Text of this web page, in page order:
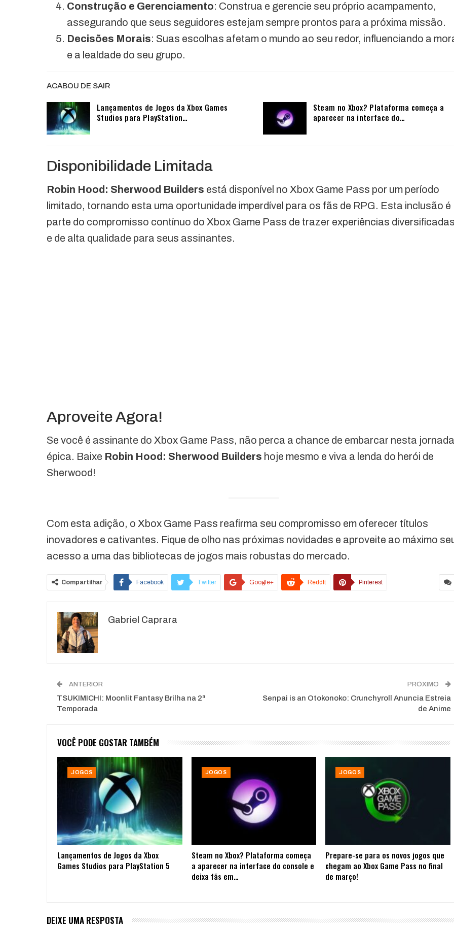
Construção e Gerenciamento: Construa e gerencie seu próprio acampamento,
assegurando que seus seguidores estejam sempre prontos para a próxima missão.
Decisões Morais: Suas escolhas afetam o mundo ao seu redor, influenciando a
e a lealdade do seu grupo.
ACABOU DE SAIR
Lançamentos de Jogos da Xbox Games
Studios para PlayStation…
Steam no Xbox? Plataforma começa a
aparecer na interface do…
Disponibilidade Limitada
Robin Hood: Sherwood Builders está disponível no Xbox Game Pass por um período
limitado, tornando esta uma oportunidade imperdível para os fãs de RPG. Esta inclusão é
parte do compromisso contínuo do Xbox Game Pass de trazer experiências
e de alta qualidade para seus assinantes.
Aproveite Agora!
Se você é assinante do Xbox Game Pass, não perca a chance de embarcar nesta jornada
épica. Baixe Robin Hood: Sherwood Builders hoje mesmo e viva a lenda do herói de
Sherwood!
Com esta adição, o Xbox Game Pass reafirma seu compromisso em oferecer títulos
inovadores e cativantes. Fique de olho nas próximas novidades e aproveite ao máximo
acesso a uma das bibliotecas de jogos mais robustas do mercado.
Compartilhar Facebook Twitter Google+ ReddIt Pinterest
Gabriel Caprara
ANTERIOR
TSUKIMICHI: Moonlit Fantasy Brilha na 2ª
Temporada
PRÓXIMO
Senpai is an Otokonoko: Crunchyroll Anuncia Estreia
de Anime
VOCÊ PODE GOSTAR TAMBÉM
JOGOS
Lançamentos de Jogos da Xbox
Games Studios para PlayStation 5
JOGOS
Steam no Xbox? Plataforma começa
a aparecer na interface do console e
deixa fãs em…
JOGOS
Prepare-se para os novos jogos que
chegam ao Xbox Game Pass no final
de março!
DEIXE UMA RESPOSTA